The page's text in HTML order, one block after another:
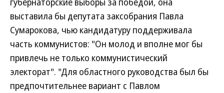
выставила бы депутата заксобрания Павла
Сумарокова, чью кандидатуру поддерживала
часть коммунистов: "Он молод и вполне мог бы
привлечь не только коммунистический
электорат". "Для областного руководства был бы
предпочтительнее вариант с Павлом